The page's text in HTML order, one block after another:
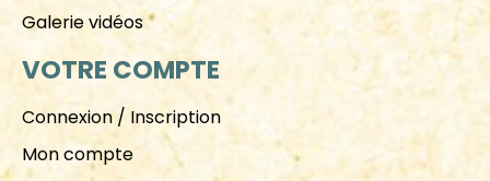
Galerie vidéos
VOTRE COMPTE
Connexion / Inscription
Mon compte